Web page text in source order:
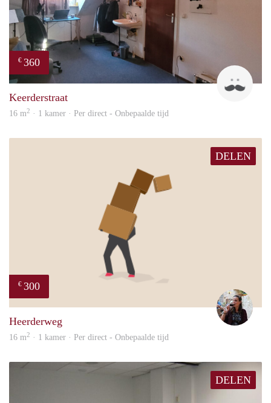
€ 360
Keerderstraat
16 m2 · 1 kamer · Per direct - Onbepaalde tijd
DELEN
€ 300
Heerderweg
16 m2 · 1 kamer · Per direct - Onbepaalde tijd
DELEN